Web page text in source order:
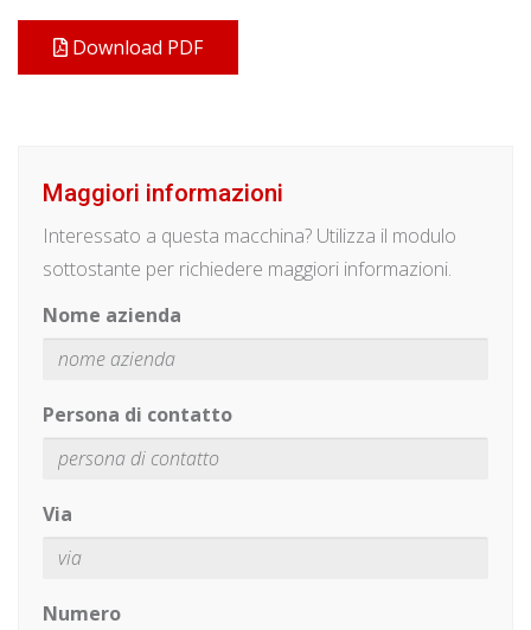
Download PDF
Maggiori informazioni
Interessato a questa macchina? Utilizza il modulo
sottostante per richiedere maggiori informazioni.
Nome azienda
Persona di contatto
Via
Numero